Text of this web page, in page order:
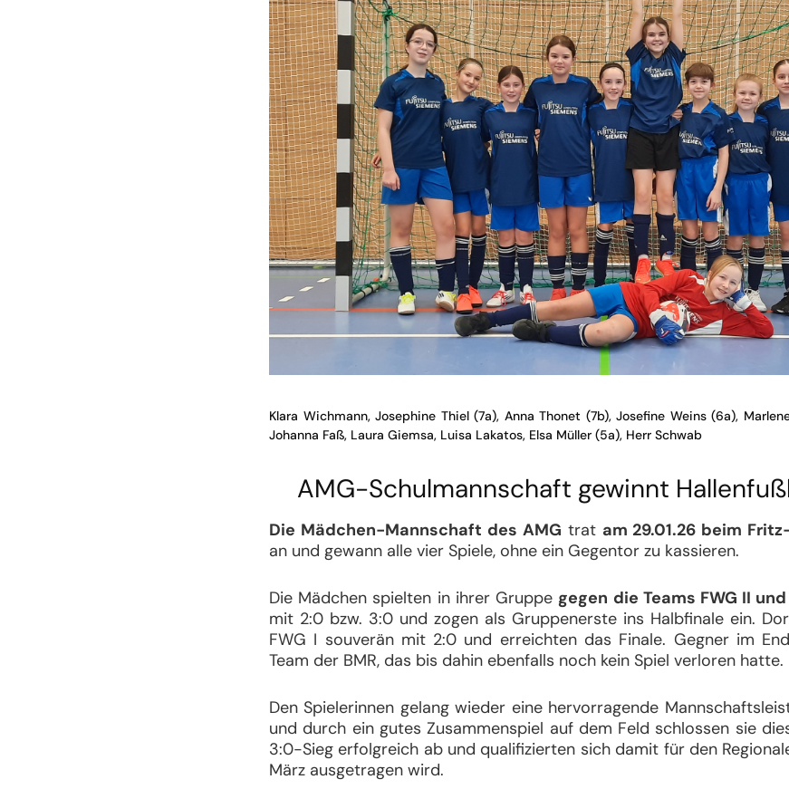
Klara Wichmann, Josephine Thiel (7a), Anna Thonet (7b), Josefine Weins (6a),
Johanna Faß, Laura Giemsa, Luisa Lakatos, Elsa Müller (5a), Herr Schwab
AMG-Schulmannschaft gewinnt
Die Mädchen-Mannschaft des AMG trat am 29.01.26 beim
an und gewann alle vier Spiele, ohne ein Gegentor zu kassieren.
Die Mädchen spielten in ihrer Gruppe gegen die Teams FWG II
mit 2:0 bzw. 3:0 und zogen als Gruppenerste ins Halbfinale ein.
FWG I souverän mit 2:0 und erreichten das Finale. Gegner im
Team der BMR, das bis dahin ebenfalls noch kein Spiel verloren hatte.
Den Spielerinnen gelang wieder eine hervorragende
und durch ein gutes Zusammenspiel auf dem Feld schlossen sie
3:0-Sieg erfolgreich ab und qualifizierten sich damit für den
März ausgetragen wird.